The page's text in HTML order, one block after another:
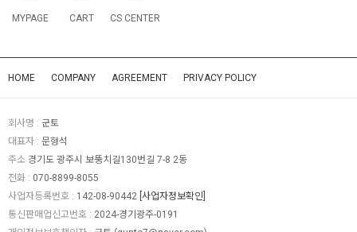
MYPAGE CART CS CENTER
HOME COMPANY AGREEMENT PRIVACY POLICY
회사명 : 군토
대표자 : 문형석
주소 경기도 광주시 보뚱치길130번길 7-8 2동
전화 : 070-8899-8055
사업자등록번호 : 142-08-90442 [사업자정보확인]
통신판매업신고번호 : 2024-경기광주-0191